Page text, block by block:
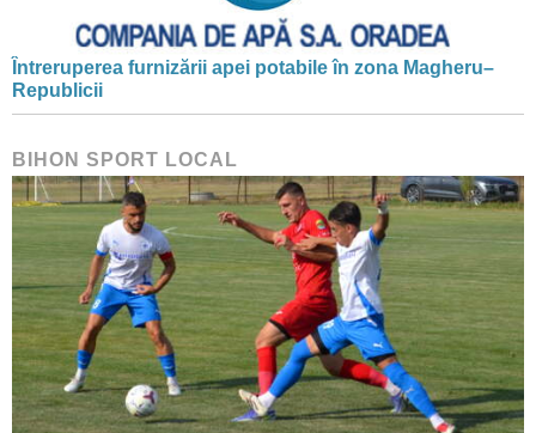
Întreruperea furnizării apei potabile în zona Magheru–
Republicii
BIHON SPORT LOCAL